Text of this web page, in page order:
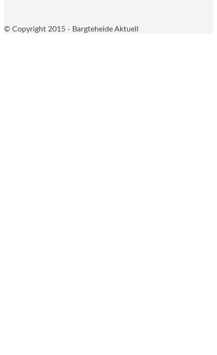
© Copyright 2015 - Bargteheide Aktuell